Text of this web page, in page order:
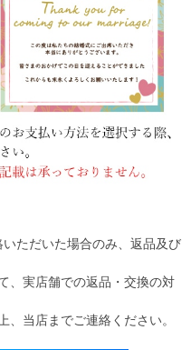
ただいた場合のみ、返品及び
、実店舗での返品・交換の対
、当店までご連絡ください。